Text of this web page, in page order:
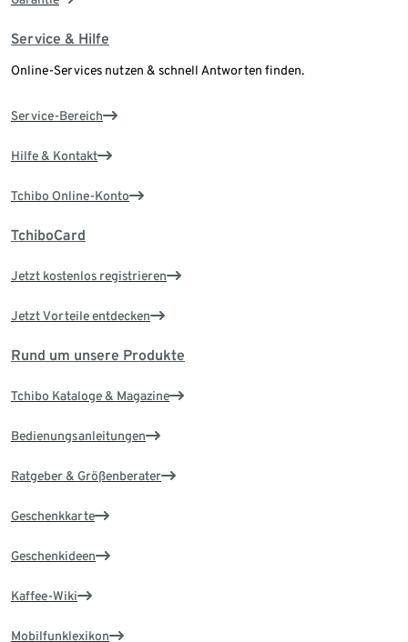
Service & Hilfe
Online-Services nutzen & schnell Antworten finden.
Service-Bereich
Hilfe & Kontakt
Tchibo Online-Konto
TchiboCard
Jetzt kostenlos registrieren
Jetzt Vorteile entdecken
Rund um unsere Produkte
Tchibo Kataloge & Magazine
Bedienungsanleitungen
Ratgeber & Größenberater
Geschenkkarte
Geschenkideen
Kaffee-Wiki
Mobilfunklexikon